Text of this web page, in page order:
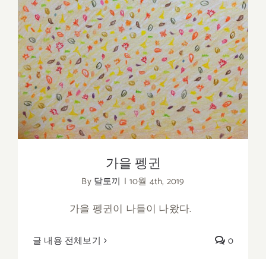
가을 펭귄
By 달토끼 | 10월 4th, 2019
가을 펭귄이 나들이 나왔다.
글 내용 전체보기 0